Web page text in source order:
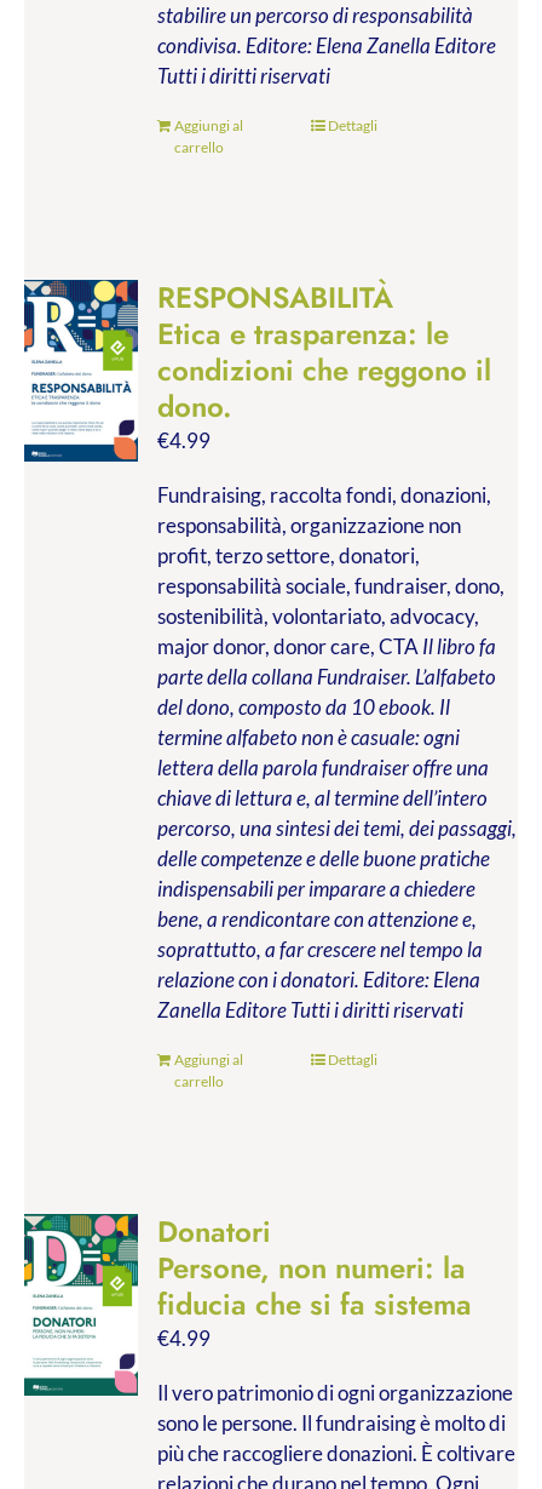
stabilire un percorso di responsabilità
condivisa. Editore: Elena Zanella Editore
Tutti i diritti riservati
Aggiungi al
carrello
Dettagli
RESPONSABILITÀ
Etica e trasparenza: le
condizioni che reggono il
dono.
€4.99
Fundraising, raccolta fondi, donazioni,
responsabilità, organizzazione non
profit, terzo settore, donatori,
responsabilità sociale, fundraiser, dono,
sostenibilità, volontariato, advocacy,
major donor, donor care, CTA Il libro fa
parte della collana Fundraiser. L’alfabeto
del dono, composto da 10 ebook. Il
termine alfabeto non è casuale: ogni
lettera della parola fundraiser offre una
chiave di lettura e, al termine dell’intero
percorso, una sintesi dei temi, dei passaggi,
delle competenze e delle buone pratiche
indispensabili per imparare a chiedere
bene, a rendicontare con attenzione e,
soprattutto, a far crescere nel tempo la
relazione con i donatori. Editore: Elena
Zanella EditoreTutti i diritti riservati
Aggiungi al
carrello
Dettagli
Donatori
Persone, non numeri: la
fiducia che si fa sistema
€4.99
Il vero patrimonio di ogni organizzazione
sono le persone. Il fundraising è molto di
più che raccogliere donazioni. È coltivare
relazioni che durano nel tempo. Ogni